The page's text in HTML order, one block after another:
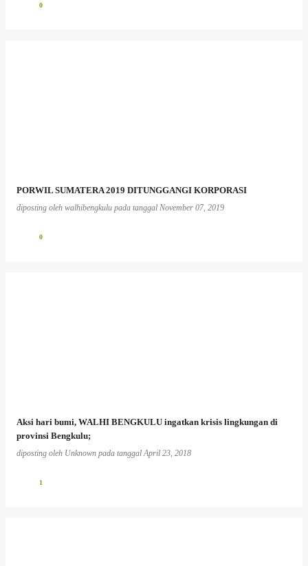
0
PORWIL SUMATERA 2019 DITUNGGANGI KORPORASI
diposting oleh walhibengkulu pada tanggal November 07, 2019
0
Aksi hari bumi, WALHI BENGKULU ingatkan krisis lingkungan di
provinsi Bengkulu;
diposting oleh Unknown pada tanggalApril 23, 2018
1